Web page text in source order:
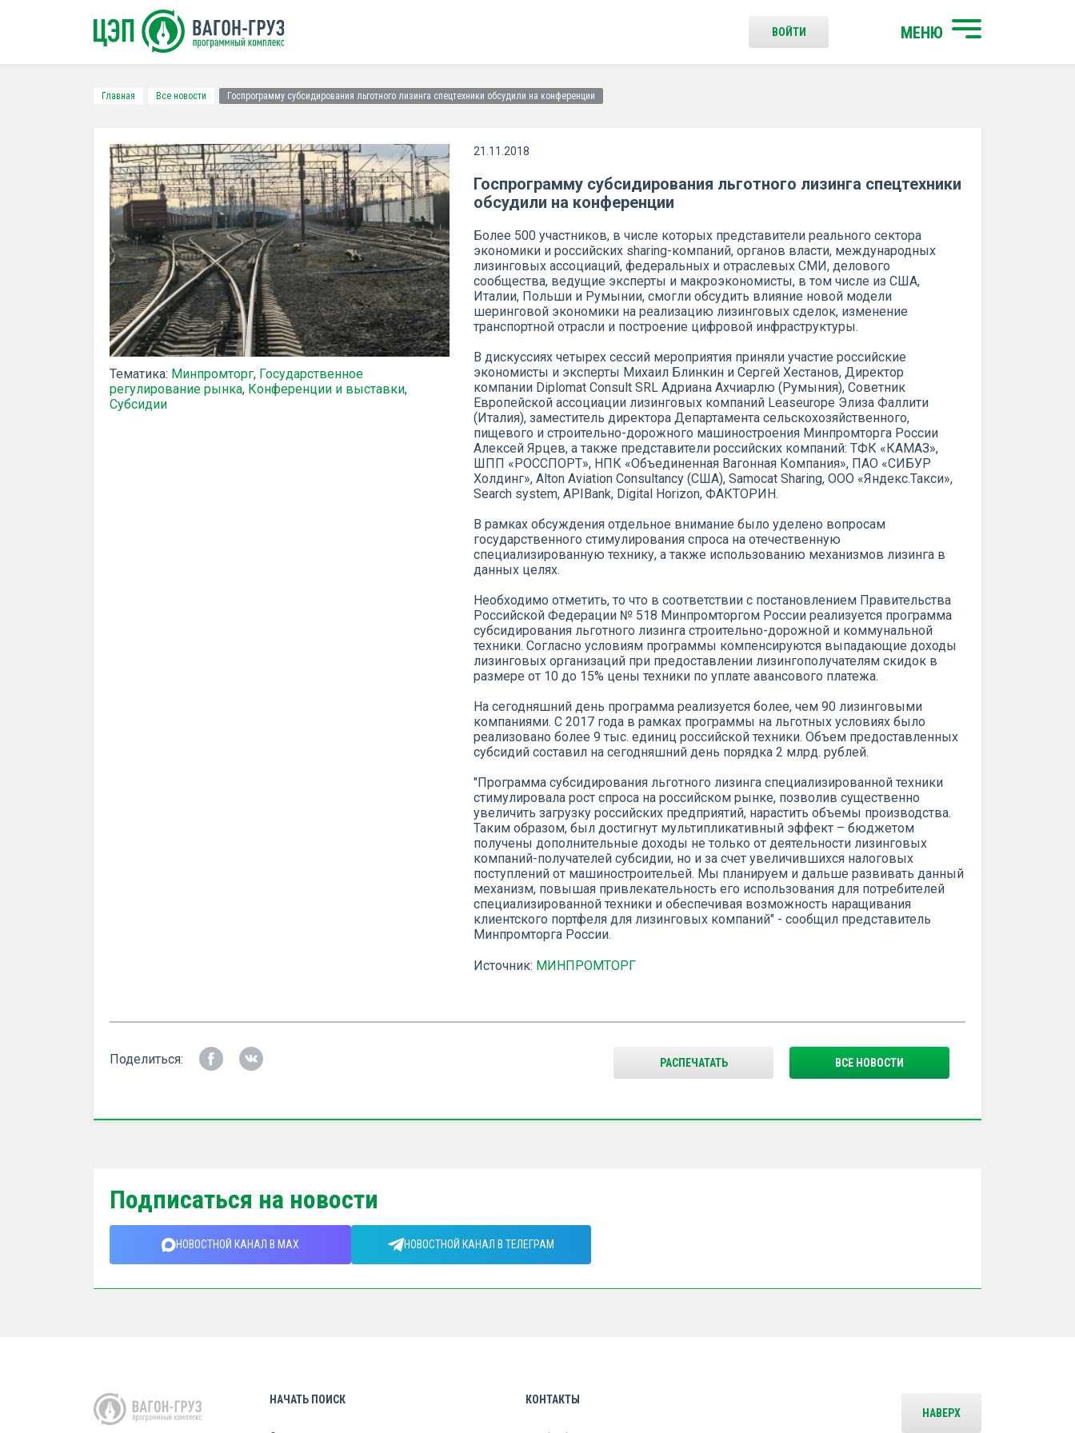
МЕНЮ
ВОЙТИ
Главная Все новости Госпрограмму субсидирования льготного лизинга спецтехники обсудили на конференции
Тематика: Минпромторг, Государственное
регулирование рынка, Конференции и выставки,
Субсидии
21.11.2018
Госпрограмму субсидирования льготного лизинга спецтехники
обсудили на конференции
Более 500 участников, в числе которых представители реального сектора
экономики и российских sharing-компаний, органов власти, международных
лизинговых ассоциаций, федеральных и отраслевых СМИ, делового
сообщества, ведущие эксперты и макроэкономисты, в том числе из США,
Италии, Польши и Румынии, смогли обсудить влияние новой модели
шеринговой экономики на реализацию лизинговых сделок, изменение
транспортной отрасли и построение цифровой инфраструктуры.
В дискуссиях четырех сессий мероприятия приняли участие российские
экономисты и эксперты Михаил Блинкин и Сергей Хестанов, Директор
компании Diplomat Consult SRL Адриана Ахчиарлю (Румыния), Советник
Европейской ассоциации лизинговых компаний Leaseurope Элиза Фаллити
(Италия), заместитель директора Департамента сельскохозяйственного,
пищевого и строительно-дорожного машиностроения Минпромторга России
Алексей Ярцев, а также представители российских компаний: ТФК «КАМАЗ»,
ШПП «РОССПОРТ», НПК «Объединенная Вагонная Компания», ПАО «СИБУР
Холдинг», Alton Aviation Consultancy (США), Samocat Sharing, ООО «Яндекс.Такси»,
Search system, APIBank, Digital Horizon, ФАКТОРИН.
В рамках обсуждения отдельное внимание было уделено вопросам
государственного стимулирования спроса на отечественную
специализированную технику, а также использованию механизмов лизинга в
данных целях.
Необходимо отметить, то что в соответствии с постановлением Правительства
Российской Федерации № 518 Минпромторгом России реализуется программа
субсидирования льготного лизинга строительно-дорожной и коммунальной
техники. Согласно условиям программы компенсируются выпадающие доходы
лизинговых организаций при предоставлении лизингополучателям скидок в
размере от 10 до 15% цены техники по уплате авансового платежа.
На сегодняшний день программа реализуется более, чем 90 лизинговыми
компаниями. С 2017 года в рамках программы на льготных условиях было
реализовано более 9 тыс. единиц российской техники. Объем предоставленных
субсидий составил на сегодняшний день порядка 2 млрд. рублей.
"Программа субсидирования льготного лизинга специализированной техники
стимулировала рост спроса на российском рынке, позволив существенно
увеличить загрузку российских предприятий, нарастить объемы производства.
Таким образом, был достигнут мультипликативный эффект – бюджетом
получены дополнительные доходы не только от деятельности лизинговых
компаний-получателей субсидии, но и за счет увеличившихся налоговых
поступлений от машиностроительей. Мы планируем и дальше развивать данный
механизм, повышая привлекательность его использования для потребителей
специализированной техники и обеспечивая возможность наращивания
клиентского портфеля для лизинговых компаний" - сообщил представитель
Минпромторга России.
Источник: МИНПРОМТОРГ
Поделиться: ВСЕ НОВОСТИ
РАСПЕЧАТАТЬ
Подписаться на новости
НОВОСТНОЙ КАНАЛ В MAX НОВОСТНОЙ КАНАЛ В ТЕЛЕГРАМ
НАЧАТЬ ПОИСК КОНТАКТЫ
НАВЕРХ